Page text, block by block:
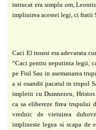
intrucat era simplu om,
implinirea acestei legi, ci fratii
Caci El insusi era adevarata
“Caci pentru neputinta legii,
pe Fiul Sau in asemanarea
a si osandit pacatul in trupul
impletit cu Dumnezeu,
ca sa elibereze firea trupului
vrednic de vietuirea
implineste legea si scapa de